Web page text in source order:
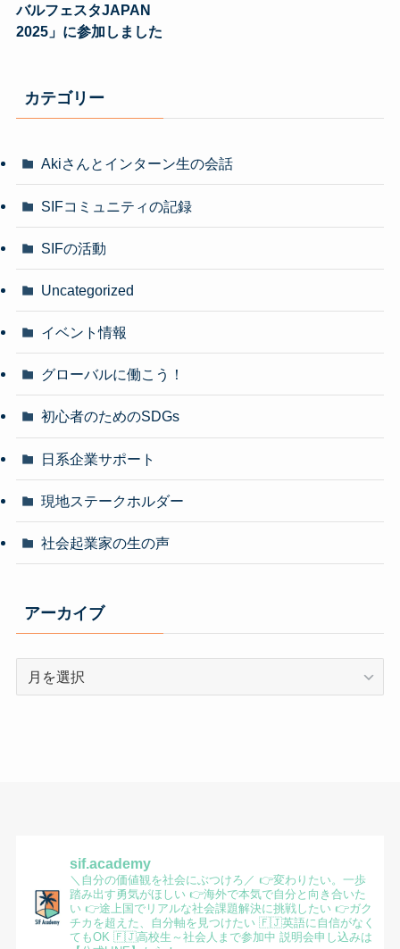
バルフェスタJAPAN
2025」に参加しました
カテゴリー
Akiさんとインターン生の会話
SIFコミュニティの記録
SIFの活動
Uncategorized
イベント情報
グローバルに働こう！
初心者のためのSDGs
日系企業サポート
現地ステークホルダー
社会起業家の生の声
アーカイブ
sif.academy
＼自分の価値観を社会にぶつけろ／ 👉変わりたい。一歩
踏み出す勇気がほしい👉海外で本気で自分と向き合いた
い👉途上国でリアルな社会課題解決に挑戦したい👉ガク
チカを超えた、自分軸を見つけたい🇫🇯英語に自信がなく
てもOK 🇫🇯高校生～社会人まで参加中 説明会申し込みは